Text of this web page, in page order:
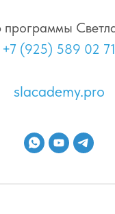
программы
+7 (925) 589 02 71
slacademy.pro